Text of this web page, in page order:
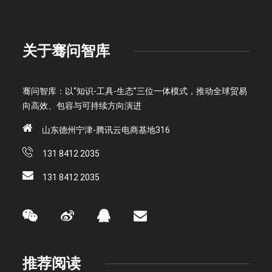
关于骞问智库
骞问智库：以“知识-工具-生态”三位一体模式，推动全球贸易
向高效、包容与可持续方向演进
山东德州宁津-腾讯云电商基地316
131 8412 2035
131 8412 2035
推荐阅读